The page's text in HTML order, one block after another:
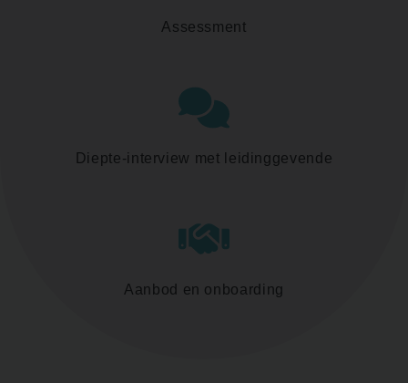
Assessment
Diepte-interview met leidinggevende
Aanbod en onboarding